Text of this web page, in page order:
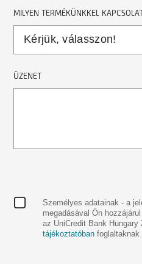
MILYEN TERMÉKÜNKKEL
ÜZENET
Személyes adatainak - a
megadásával Ön
az UniCredit Bank Hungary
tájékoztatóban foglaltaknak